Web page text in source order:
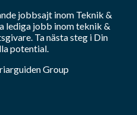
jobbsajt inom Teknik &
lediga jobb inomteknik &
Ta nästa steg i Din
potential.
Group